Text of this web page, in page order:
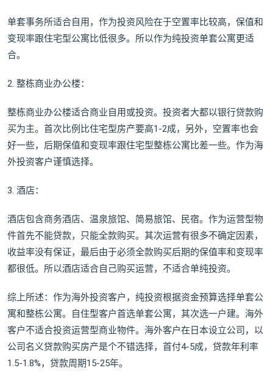
单套事务所适合自用，作为投资风险在于空置率比较高，保值和
变现率跟住宅型公寓比低很多。所以作为纯投资单套公寓更适
合。
2. 整栋商业办公楼：
整栋商业办公楼适合商业自用或投资。投资者大都以银行贷款购
买为主。首次比例比住宅型房产要高1-2成，另外，空置率也会
好一些，后期保值和变现率跟住宅型整栋公寓比差一些。作为海
外投资客户谨慎选择。
3. 酒店：
酒店包含商务酒店、温泉旅馆、简易旅馆、民宿。作为运营型物
件首先不能贷款，只能全款购买。其次运营有很多不确定因素，
收益率没有保证，最后由于必须全款购买后期的保值率和变现率
都很低。所以酒店适合自己购买运营，不适合单纯投资。
综上所述：作为海外投资客户，纯投资根据资金预算选择单套公
寓和整栋公寓。自住型客户首选单套公寓，其次选一户建。海外
客户不适合投资运营型商业物件。海外客户在日本设立公司，以
公司名义贷款购买房产是个不错选择，首付4-5成，贷款年利率
1.5-1.8%，贷款周期15-25年。